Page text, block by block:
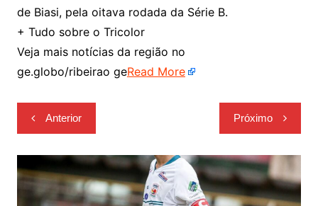
de Biasi, pela oitava rodada da Série B.
+ Tudo sobre o Tricolor
Veja mais notícias da região no
ge.globo/ribeirao geRead More
Navegação
de
Post
Anterior Próximo